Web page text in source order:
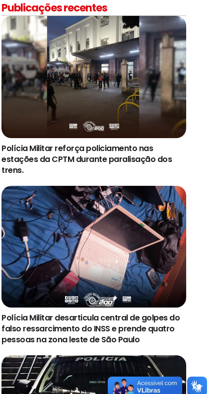
Publicações recentes
Polícia Militar reforça policiamento nas
estações da CPTM durante paralisação dos
trens.
Polícia Militar desarticula central de golpes do
falso ressarcimento do INSS e prende quatro
pessoas na zona leste de São Paulo